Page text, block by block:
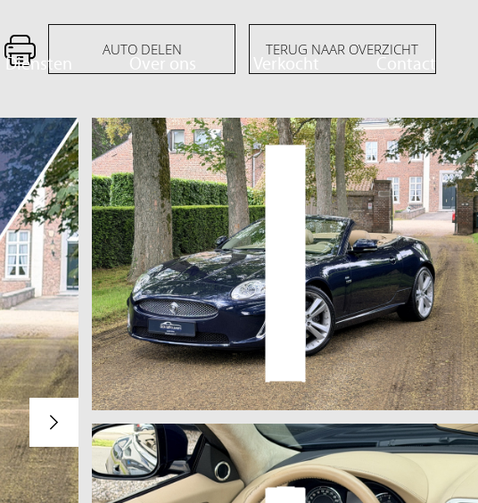
Diensten Over ons Verkocht Contact
AUTO DELEN TERUG NAAR OVERZICHT